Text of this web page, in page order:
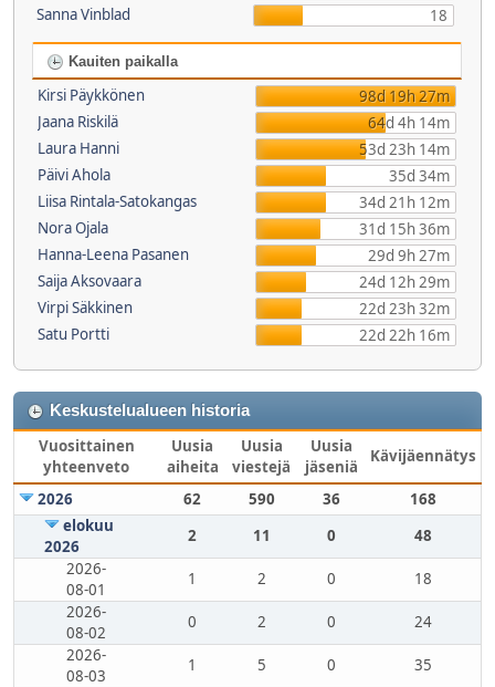
Sanna Vinblad
18
Kauiten paikalla
Kirsi Päykkönen
98d 19h 27m
Jaana Riskilä
64d 4h 14m
Laura Hanni
53d 23h 14m
Päivi Ahola
35d 34m
Liisa Rintala-Satokangas
34d 21h 12m
Nora Ojala
31d 15h 36m
Hanna-Leena Pasanen
29d 9h 27m
Saija Aksovaara
24d 12h 29m
Virpi Säkkinen
22d 23h 32m
Satu Portti
22d 22h 16m
Keskustelualueen historia
Vuosittainen
yhteenveto
Uusia
aiheita
Uusia
viestejä
Uusia
jäseniä
Kävijäennätys
2026 62 590 36
168
elokuu
2026
2 11 0
48
2026-
08-01
1 2 0
18
2026-
08-02
0 2 0
24
2026-
08-03
1 5 0
35